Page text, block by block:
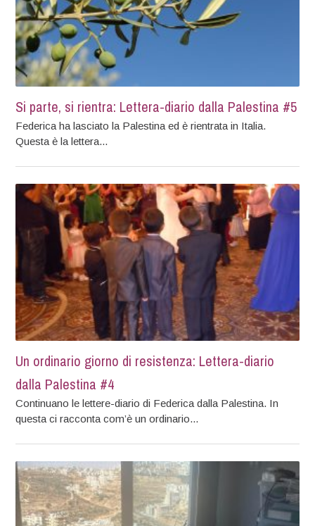
Si parte, si rientra: Lettera-diario dalla Palestina #5
Federica ha lasciato la Palestina ed è rientrata in Italia.
Questa è la lettera...
Un ordinario giorno di resistenza: Lettera-diario
dalla Palestina #4
Continuano le lettere-diario di Federica dalla Palestina. In
questa ci racconta com’è un ordinario...